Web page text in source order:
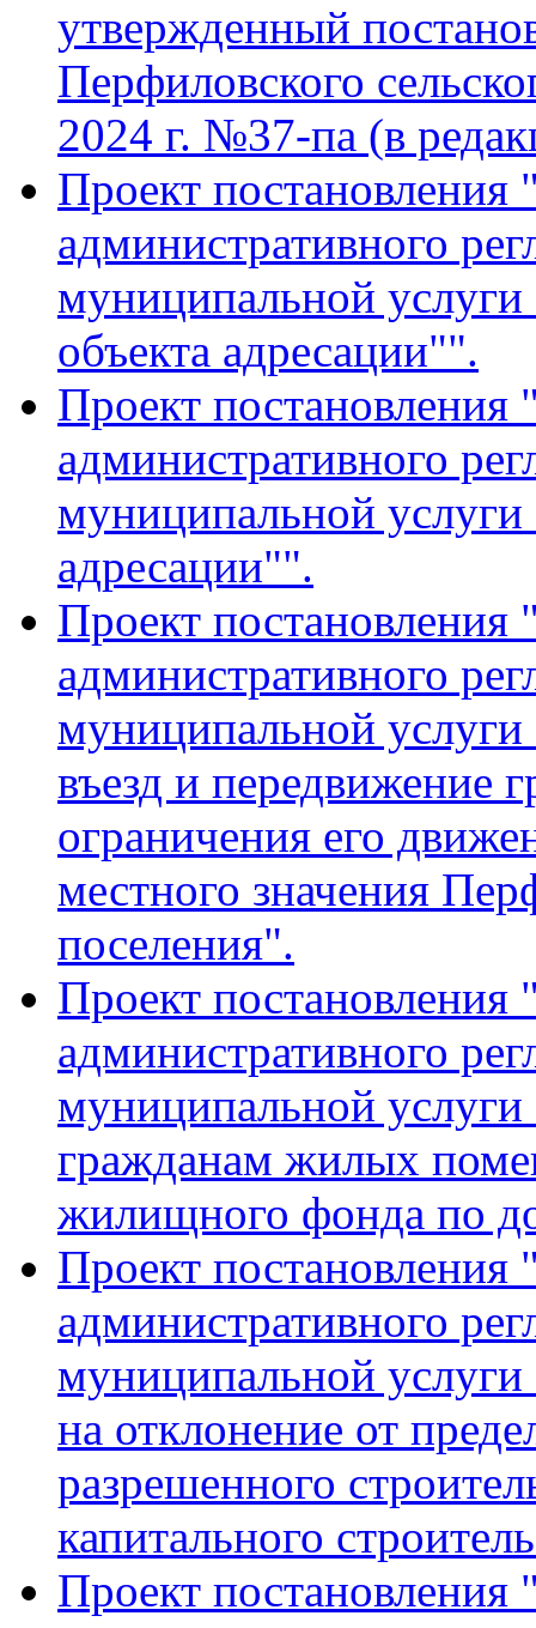
утвержденный
Перфиловского
2024 г. №37-па (в
Проект
административного
муниципальной
объекта адресации"".
Проект
административного
муниципальной услуги
адресации"".
Проект
административного
муниципальной услуги
въезд и передвижение
ограничения его
местного значения
поселения".
Проект
административного
муниципальной
гражданам жилых
жилищного фонда по
Проект
административного
муниципальной
на отклонение от
разрешенного
капитального
Проект постановления